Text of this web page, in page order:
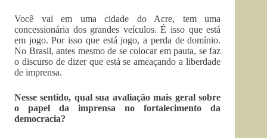
Você vai em uma cidade do Acre, tem uma
concessionária dos grandes veículos. É isso que está
em jogo. Por isso que está jogo, a perda de domínio.
No Brasil, antes mesmo de se colocar em pauta, se faz
o discurso de dizer que está se ameaçando a liberdade
de imprensa.
Nesse sentido, qual sua avaliação mais geral sobre
o papel da imprensa no fortalecimento da
democracia?